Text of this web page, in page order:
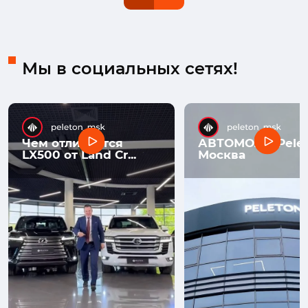
Мы в социальных сетях!
Чем отличается
LX500 от Land Cr...
АВТОМОЛЛ
Москва